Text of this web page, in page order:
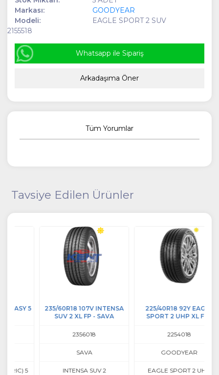
Markası:
GOODYEAR
Modeli:
EAGLE SPORT 2 SUV
2155518
Whatsapp ile Sipariş
Arkadaşıma Öner
Tüm Yorumlar
Tavsiye Edilen Ürünler
235/60R18 107V INTENSA
SUV 2 XL FP - SAVA
2356018
INTENSA SUV 2
225/40R18 92Y EAGLE
SPORT 2 UHP XL FP -
2254018
GOODYEAR
EAGLE SPORT 2 UHP